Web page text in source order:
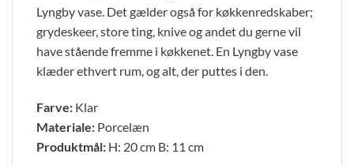
Lyngby vase. Det gælder også for køkkenredskaber;
grydeskeer, store ting, knive og andet du gerne vil
have stående fremme i køkkenet. En Lyngby vase
klæder ethvert rum, og alt, der puttes i den.
Farve: Klar
Materiale: Porcelæn
Produktmål: H: 20 cm B: 11 cm